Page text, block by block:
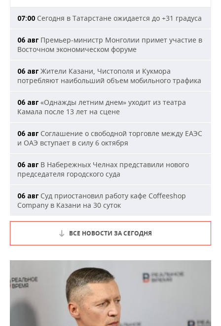
07:00 Сегодня в Татарстане ожидается до +31 градуса
06 авг Премьер-министр Монголии примет участие в
Восточном экономическом форуме
06 авг Жители Казани, Чистополя и Кукмора
потребляют наибольший объем мобильного трафика
06 авг «Однажды летним днем» уходит из театра
Камала после 13 лет на сцене
06 авг Соглашение о свободной торговле между ЕАЭС
и ОАЭ вступает в силу 6 октября
06 авг В Набережных Челнах представили нового
председателя городского суда
06 авг Суд приостановил работу кафе Coffeeshop
Company в Казани на 30 суток
ВСЕ НОВОСТИ ЗА СЕГОДНЯ